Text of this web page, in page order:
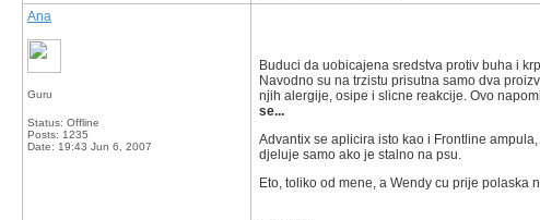
Ana
Guru
Status: Offline
Posts: 1235
Date: 19:43 Jun 6, 2007
Buduci da uobicajena sredstva protiv buha i
Navodno su na trzistu prisutna samo dva
njih alergije, osipe i slicne reakcije. Ovo
se...
Advantix se aplicira isto kao i Frontline
djeluje samo ako je stalno na psu.
Eto, toliko od mene, a Wendy cu prije polaska